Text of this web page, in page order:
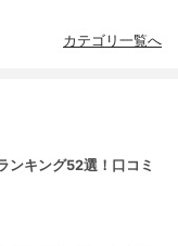
カテゴリ一覧へ
ンキング52選！口コミ